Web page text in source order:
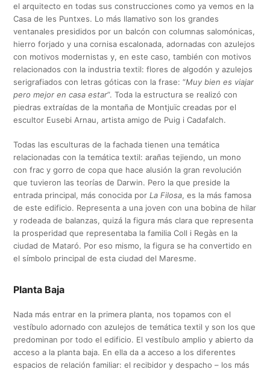
el arquitecto en todas sus construcciones como ya vemos en la
Casa de les Puntxes. Lo más llamativo son los grandes
ventanales presididos por un balcón con columnas salomónicas,
hierro forjado y una cornisa escalonada, adornadas con azulejos
con motivos modernistas y, en este caso, también con motivos
relacionados con la industria textil: flores de algodón y azulejos
serigrafiados con letras góticas con la frase: “Muy bien es viajar
pero mejor en casa estar”. Toda la estructura se realizó con
piedras extraídas de la montaña de Montjuïc creadas por el
escultor Eusebi Arnau, artista amigo de Puig i Cadafalch.
Todas las esculturas de la fachada tienen una temática
relacionadas con la temática textil: arañas tejiendo, un mono
con frac y gorro de copa que hace alusión la gran revolución
que tuvieron las teorías de Darwin. Pero la que preside la
entrada principal, más conocida porLa Filosa, es la más famosa
de este edificio. Representa a una joven con una bobina de hilar
y rodeada de balanzas, quizá la figura más clara que representa
la prosperidad que representaba la familia Coll i Regàs en la
ciudad de Mataró. Por eso mismo, la figura se ha convertido en
el símbolo principal de esta ciudad del Maresme.
Planta Baja
Nada más entrar en la primera planta, nos topamos con el
vestíbulo adornado con azulejos de temática textil y son los que
predominan por todo el edificio. El vestíbulo amplio y abierto da
acceso a la planta baja. En ella da a acceso a los diferentes
espacios de relación familiar: el recibidor y despacho – los más